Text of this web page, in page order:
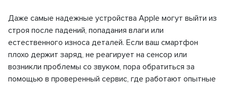
Даже самые надежные устройства Apple могут выйти из
строя после падений, попадания влаги или
естественного износа деталей. Если ваш смартфон
плохо держит заряд, не реагирует на сенсор или
возникли проблемы со звуком, пора обратиться за
помощью в проверенный сервис, где работают опытные